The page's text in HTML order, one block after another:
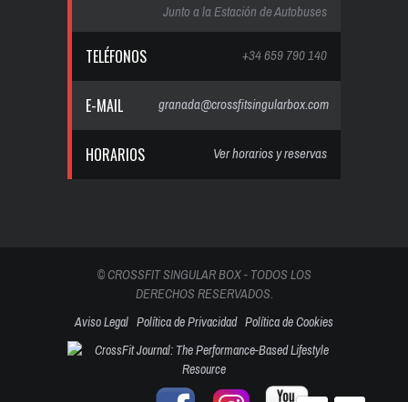
Junto a la Estación de Autobuses
TELÉFONOS +34 659 790 140
E-MAIL granada@crossfitsingularbox.com
HORARIOS Ver horarios y reservas
© CROSSFIT SINGULAR BOX - TODOS LOS
DERECHOS RESERVADOS.
Aviso Legal Política de Privacidad Política de Cookies